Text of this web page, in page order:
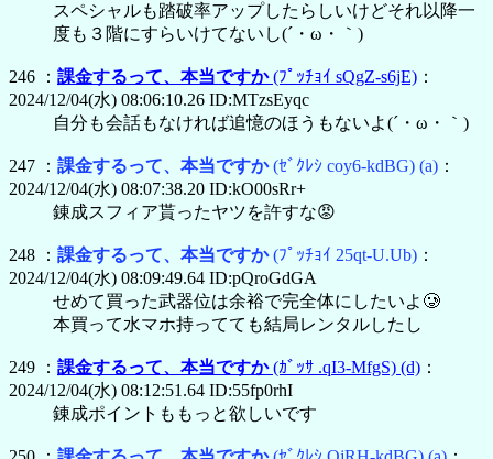
スペシャルも踏破率アップしたらしいけどそれ以降一
度も３階にすらいけてないし(´・ω・｀)
246 ： 課金するって、本当ですか(ﾌﾟｯﾁｮｲ sQgZ-s6jE) ：
2024/12/04(水) 08:06:10.26 ID:MTzsEyqc
自分も会話もなければ追憶のほうもないよ(´・ω・｀)
247 ： 課金するって、本当ですか(ｾﾞｸﾚｼ coy6-kdBG) (a) ：
2024/12/04(水) 08:07:38.20 ID:kO00sRr+
錬成スフィア貰ったヤツを許すな😡
248 ： 課金するって、本当ですか(ﾌﾟｯﾁｮｲ 25qt-U.Ub) ：
2024/12/04(水) 08:09:49.64 ID:pQroGdGA
せめて買った武器位は余裕で完全体にしたいよ🥲
本買って水マホ持ってても結局レンタルしたし
249 ： 課金するって、本当ですか(ｶﾞｯｻ .qI3-MfgS) (d) ：
2024/12/04(水) 08:12:51.64 ID:55fp0rhI
錬成ポイントももっと欲しいです